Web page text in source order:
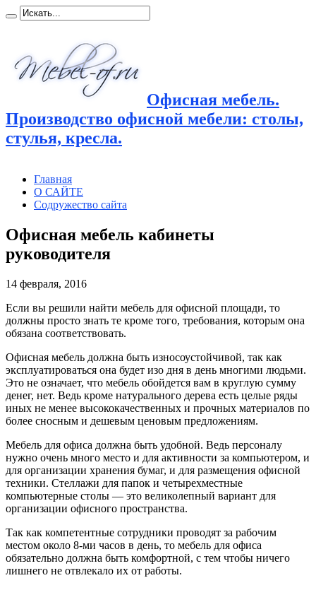
Офисная мебель.
Производство офисной мебели: столы,
стулья, кресла.
Главная
О САЙТЕ
Содружество сайта
Офисная мебель кабинеты
руководителя
14 февраля, 2016
Если вы решили найти мебель для офисной площади, то
должны просто знать те кроме того, требования, которым она
обязана соответствовать.
Офисная мебель должна быть износоустойчивой, так как
эксплуатироваться она будет изо дня в день многими людьми.
Это не означает, что мебель обойдется вам в круглую сумму
денег, нет. Ведь кроме натурального дерева есть целые ряды
иных не менее высококачественных и прочных материалов по
более сносным и дешевым ценовым предложениям.
Мебель для офиса должна быть удобной. Ведь персоналу
нужно очень много место и для активности за компьютером, и
для организации хранения бумаг, и для размещения офисной
техники. Стеллажи для папок и четырехместные
компьютерные столы — это великолепный вариант для
организации офисного пространства.
Так как компетентные сотрудники проводят за рабочим
местом около 8-ми часов в день, то мебель для офиса
обязательно должна быть комфортной, с тем чтобы ничего
лишнего не отвлекало их от работы.